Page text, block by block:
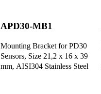
APD30-MB1
Mounting Bracket for PD30
Sensors, Size 21,2 x 16 x 39
mm, AISI304 Stainless Steel